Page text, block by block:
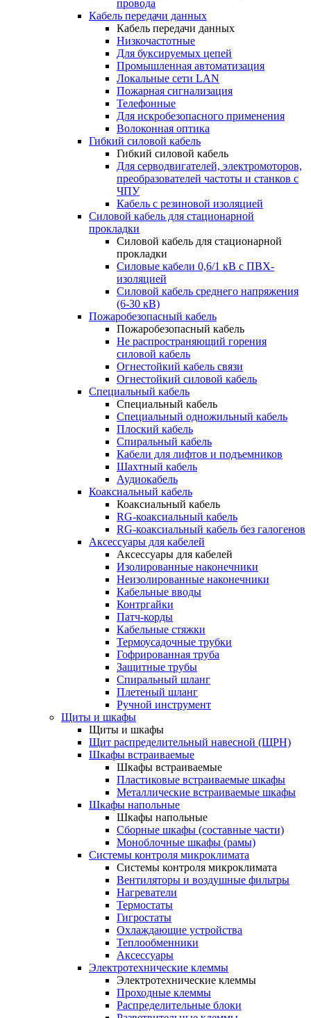
провода
Кабель передачи данных
Кабель передачи данных
Низкочастотные
Для буксируемых цепей
Промышленная автоматизация
Локальные сети LAN
Пожарная сигнализация
Телефонные
Для искробезопасного применения
Волоконная оптика
Гибкий силовой кабель
Гибкий силовой кабель
Для серводвигателей, электромоторов,
преобразователей частоты и станков с
ЧПУ
Кабель с резиновой изоляцией
Силовой кабель для стационарной
прокладки
Силовой кабель для стационарной
прокладки
Силовые кабели 0,6/1 кВ с ПВХ-
изоляцией
Силовой кабель среднего напряжения
(6-30 кВ)
Пожаробезопасный кабель
Пожаробезопасный кабель
Не распространяющий горения
силовой кабель
Огнестойкий кабель связи
Огнестойкий силовой кабель
Специальный кабель
Специальный кабель
Специальный одножильный кабель
Плоский кабель
Спиральный кабель
Кабели для лифтов и подъемников
Шахтный кабель
Аудиокабель
Коаксиальный кабель
Коаксиальный кабель
RG-коаксиальный кабель
RG-коаксиальный кабель без галогенов
Аксессуары для кабелей
Аксессуары для кабелей
Изолированные наконечники
Неизолированные наконечники
Кабельные вводы
Контргайки
Патч-корды
Кабельные стяжки
Термоусадочные трубки
Гофрированная труба
Защитные трубы
Спиральный шланг
Плетеный шланг
Ручной инструмент
Щиты и шкафы
Щиты и шкафы
Щит распределительный навесной (ЩРН)
Шкафы встраиваемые
Шкафы встраиваемые
Пластиковые встраиваемые шкафы
Металлические встраиваемые шкафы
Шкафы напольные
Шкафы напольные
Сборные шкафы (составные части)
Моноблочные шкафы (рамы)
Системы контроля микроклимата
Системы контроля микроклимата
Вентиляторы и воздушные фильтры
Нагреватели
Термостаты
Гигростаты
Охлаждающие устройства
Теплообменники
Аксессуары
Электротехнические клеммы
Электротехнические клеммы
Проходные клеммы
Распределительные блоки